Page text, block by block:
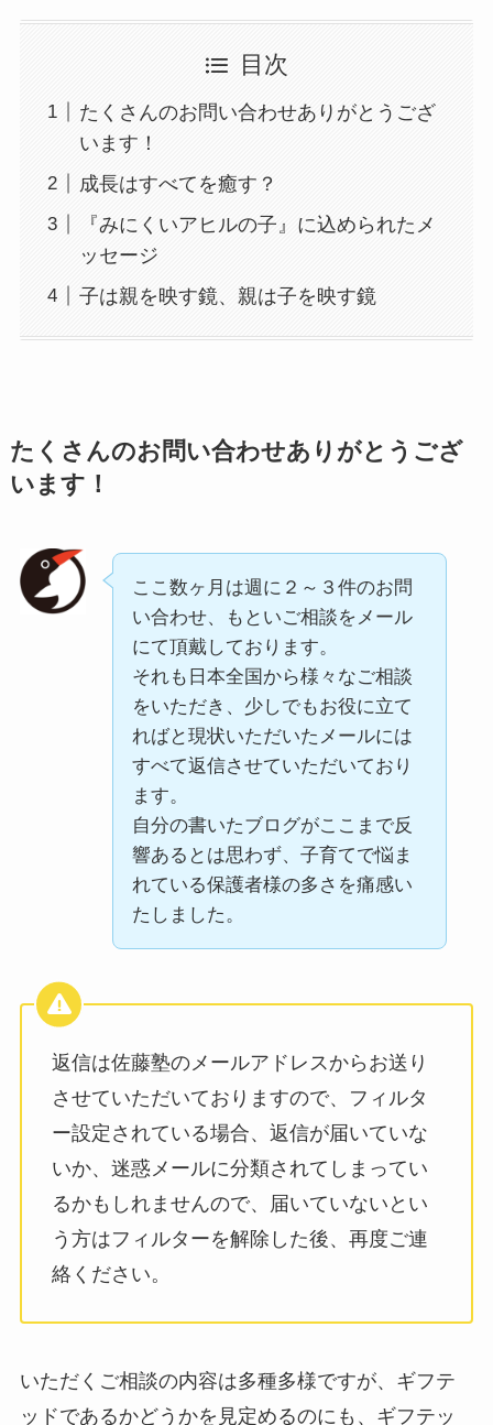
目次
たくさんのお問い合わせありがとうござ
います！
成長はすべてを癒す？
『みにくいアヒルの子』に込められたメ
ッセージ
子は親を映す鏡、親は子を映す鏡
たくさんのお問い合わせありがとうござ
います！
ここ数ヶ月は週に２～３件のお問
い合わせ、もといご相談をメール
にて頂戴しております。
それも日本全国から様々なご相談
をいただき、少しでもお役に立て
ればと現状いただいたメールには
すべて返信させていただいており
ます。
自分の書いたブログがここまで反
響あるとは思わず、子育てで悩ま
れている保護者様の多さを痛感い
たしました。
返信は佐藤塾のメールアドレスからお送り
させていただいておりますので、フィルタ
ー設定されている場合、返信が届いていな
いか、迷惑メールに分類されてしまってい
るかもしれませんので、届いていないとい
う方はフィルターを解除した後、再度ご連
絡ください。
いただくご相談の内容は多種多様ですが、ギフテ
ッドであるかどうかを見定めるのにも、ギフテッ